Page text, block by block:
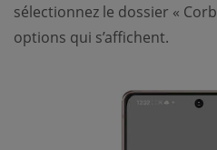
sélectionnez le dossier «
options qui s’affichent.